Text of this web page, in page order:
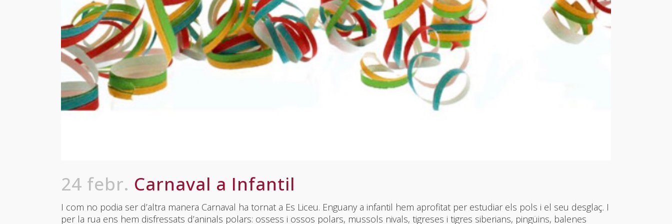
24 febr. Carnaval a Infantil
I com no podia ser d’altra manera Carnaval ha tornat a Es Liceu. Enguany a infantil hem aprofitat per estudiar els pols i el seu desglaç. I
per la rua ens hem disfressats d’aninals polars: ossess i ossos polars, mussols nivals, tigreses i tigres siberians, pingüins, balenes